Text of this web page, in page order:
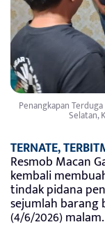
Penangkapan
Selatan,
TERNATE,
Resmob Macan
kembali
tindak pidana
sejumlah barang
(4/6/2026) malam.